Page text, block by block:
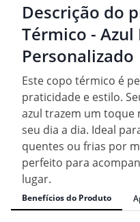
Descrição do
Térmico -
Personalizado
Este copo térmico é
praticidade e estilo.
azul trazem um toque
seu dia a dia. Ideal
quentes ou frias por
perfeito para
lugar.
Benefícios do Produto